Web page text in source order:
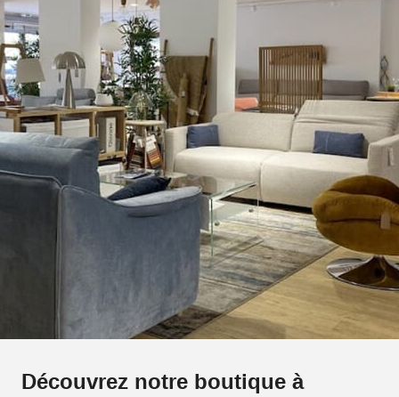
Découvrez notre boutique à